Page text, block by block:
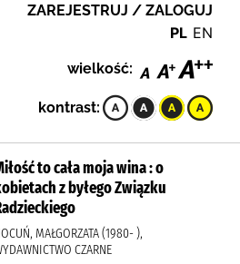
ZAREJESTRUJ / ZALOGUJ
PL EN
wielkość:
kontrast:
to cała moja wina : o
z byłego Związku
MAŁGORZATA (1980- ),
CZARNE